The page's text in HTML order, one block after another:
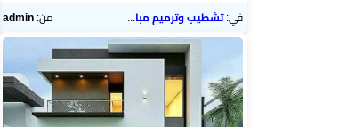
في:تشطيب وترميم مباني من:admin